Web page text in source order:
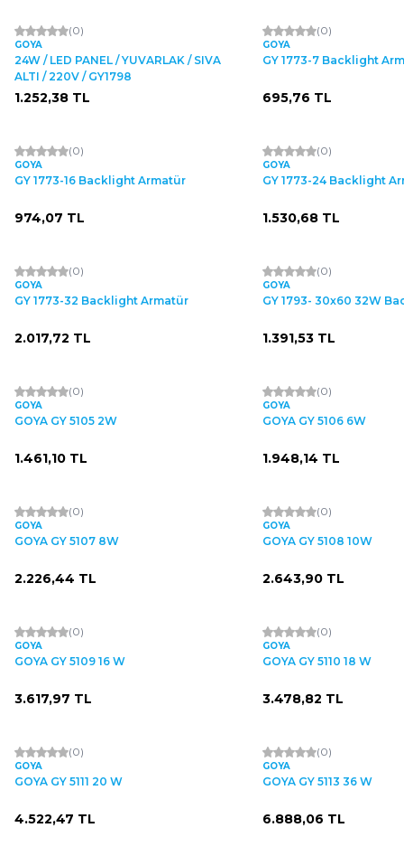
(0)
GOYA
24W / LED PANEL / YUVARLAK / SIVA
ALTI / 220V / GY1798
1.252,38 TL
(0)
GOYA
GY 1773-7 Backlight
695,76 TL
(0)
GOYA
GY 1773-16 Backlight Armatür
974,07 TL
(0)
GOYA
GY 1773-24 Backlight
1.530,68 TL
(0)
GOYA
GY 1773-32 Backlight Armatür
2.017,72 TL
(0)
GOYA
GY 1793- 30x60 32W
1.391,53 TL
(0)
GOYA
GOYA GY 5105 2W
1.461,10 TL
(0)
GOYA
GOYA GY 5106 6W
1.948,14 TL
(0)
GOYA
GOYA GY 5107 8W
2.226,44 TL
(0)
GOYA
GOYA GY 5108 10W
2.643,90 TL
(0)
GOYA
GOYA GY 5109 16 W
3.617,97 TL
(0)
GOYA
GOYA GY 5110 18 W
3.478,82 TL
(0)
GOYA
GOYA GY 5111 20 W
4.522,47 TL
(0)
GOYA
GOYA GY 5113 36 W
6.888,06 TL